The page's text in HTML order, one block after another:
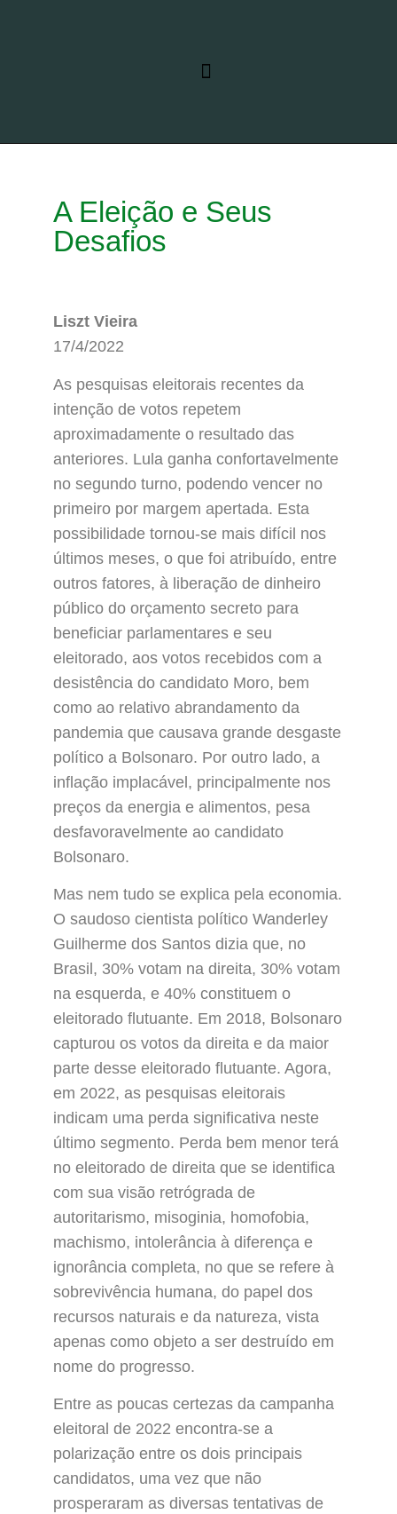
A Eleição e Seus
Desafios
Liszt Vieira
17/4/2022
As pesquisas eleitorais recentes da
intenção de votos repetem
aproximadamente o resultado das
anteriores. Lula ganha confortavelmente
no segundo turno, podendo vencer no
primeiro por margem apertada. Esta
possibilidade tornou-se mais difícil nos
últimos meses, o que foi atribuído, entre
outros fatores, à liberação de dinheiro
público do orçamento secreto para
beneficiar parlamentares e seu
eleitorado, aos votos recebidos com a
desistência do candidato Moro, bem
como ao relativo abrandamento da
pandemia que causava grande desgaste
político a Bolsonaro. Por outro lado, a
inflação implacável, principalmente nos
preços da energia e alimentos, pesa
desfavoravelmente ao candidato
Bolsonaro.
Mas nem tudo se explica pela economia.
O saudoso cientista político Wanderley
Guilherme dos Santos dizia que, no
Brasil, 30% votam na direita, 30% votam
na esquerda, e 40% constituem o
eleitorado flutuante. Em 2018, Bolsonaro
capturou os votos da direita e da maior
parte desse eleitorado flutuante. Agora,
em 2022, as pesquisas eleitorais
indicam uma perda significativa neste
último segmento. Perda bem menor terá
no eleitorado de direita que se identifica
com sua visão retrógrada de
autoritarismo, misoginia, homofobia,
machismo, intolerância à diferença e
ignorância completa, no que se refere à
sobrevivência humana, do papel dos
recursos naturais e da natureza, vista
apenas como objeto a ser destruído em
nome do progresso.
Entre as poucas certezas da campanha
eleitoral de 2022 encontra-se a
polarização entre os dois principais
candidatos, uma vez que não
prosperaram as diversas tentativas de